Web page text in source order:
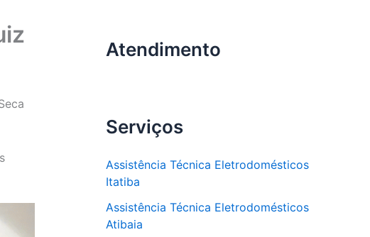
Atendimento
Serviços
Assistência Técnica Eletrodomésticos
Itatiba
Assistência Técnica Eletrodomésticos
Atibaia